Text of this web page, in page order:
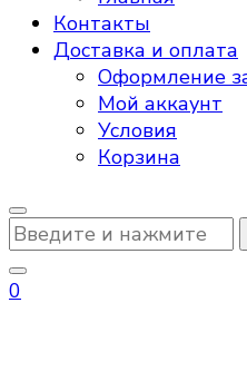
Контакты
Доставка и оплата
Оформление
Мой аккаунт
Условия
Корзина
Ищите
что-
то?
0